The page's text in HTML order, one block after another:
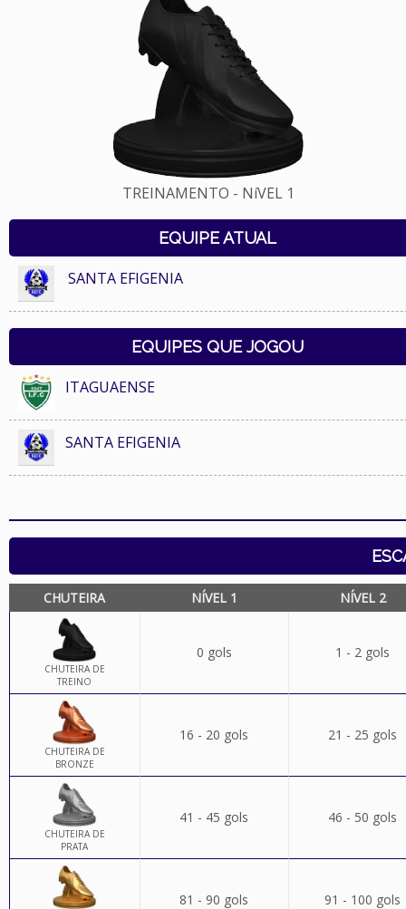
TREINAMENTO - NíVEL 1
EQUIPE ATUAL
SANTA EFIGENIA
EQUIPES QUE JOGOU
ITAGUAENSE
SANTA EFIGENIA
CHUTEIRA NÍVEL 1 NÍVEL 2
CHUTEIRA DE
TREINO
0 gols 1 - 2 gols
CHUTEIRA DE
BRONZE
16 - 20 gols 21 - 25 gols
CHUTEIRA DE
PRATA
41 - 45 gols 46 - 50 gols
81 - 90 gols 91 - 100 gols